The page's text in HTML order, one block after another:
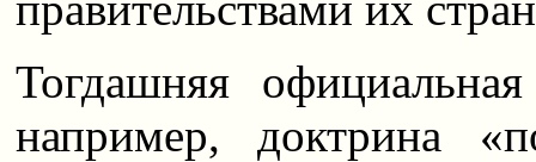
Тогдашняя
например, доктрина